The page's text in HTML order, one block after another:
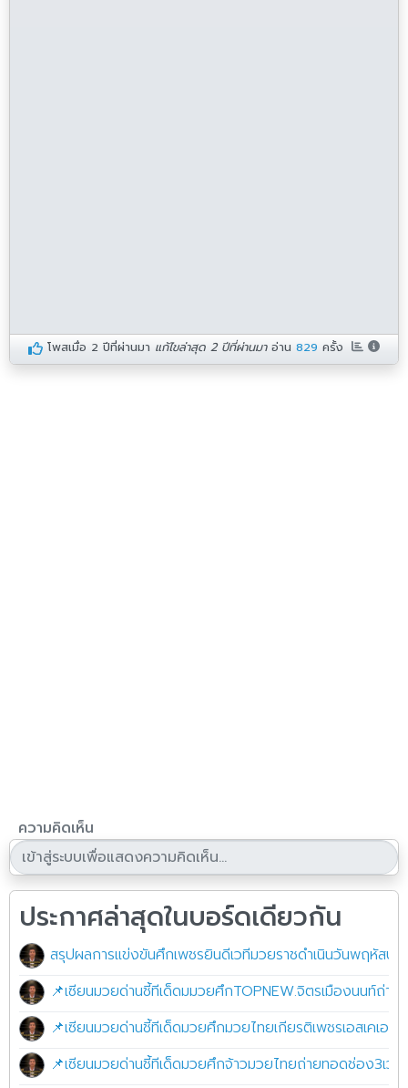
โพสเมื่อ 2 ปีที่ผ่านมา แก้ไขล่าสุด 2 ปีที่ผ่านมาอ่าน829 ครั้ง
ความคิดเห็น
ประกาศล่าสุดในบอร์ดเดียวกัน
สรุปผลการแข่งขันศึกเพชรยินดีเวทีมวยราชดำเนินวันพฤหัส
📌เซียนมวยด่านชี้ทีเด็ดมมวยศึกTOPNEW.จิตรเมืองนนท์ถ่า
📌เซียนมวยด่านชี้ทีเด็ดมวยศึกมวยไทยเกียรติเพชรเอสเคเอ
📌เซียนมวยด่านชี้ทีเด็ดมวยศึกจ้าวมวยไทยถ่ายทอดช่อง3เว